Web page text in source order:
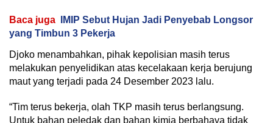
Baca juga
IMIP Sebut Hujan Jadi Penyebab Longsor
yang Timbun 3 Pekerja
Djoko menambahkan, pihak kepolisian masih terus
melakukan penyelidikan atas kecelakaan kerja berujung
maut yang terjadi pada 24 Desember 2023 lalu.
“Tim terus bekerja, olah TKP masih terus berlangsung.
Untuk bahan peledak dan bahan kimia berbahaya tidak